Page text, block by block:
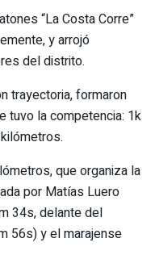
“La Costa Corre”
y arrojó
del distrito.
trayectoria, formaron
tuvo la competencia: 1k
que organiza la
por Matías Luero
34s, delante del
56s) y el marajense